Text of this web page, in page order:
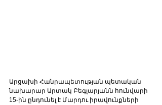
Արցախի Հանրապետության պետական
նախարար Արտակ Բեգլարյանն հունվարի
15-ին ընդունել է Մարդու իրավունքների